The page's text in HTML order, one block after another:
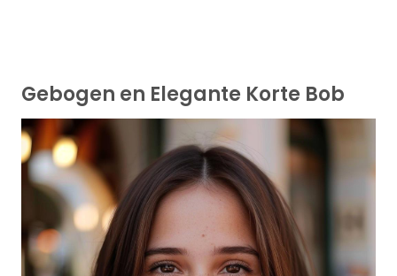
Gebogen en Elegante Korte Bob